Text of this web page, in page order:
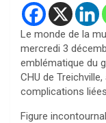
Le monde de la
mercredi 3
emblématique du
CHU de
complications
Figure